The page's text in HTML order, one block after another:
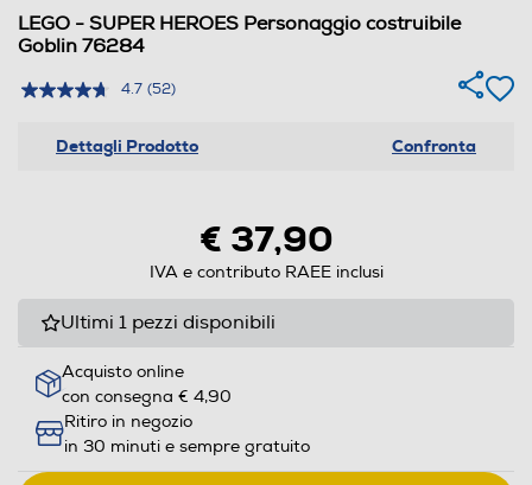
LEGO - SUPER HEROES Personaggio costruibile
Goblin 76284
4.7 (52)
Dettagli Prodotto Confronta
€ 37,90
IVA e contributo RAEE inclusi
Ultimi 1 pezzi disponibili
Acquisto online
con consegna € 4,90
Ritiro in negozio
in 30 minuti e sempre gratuito